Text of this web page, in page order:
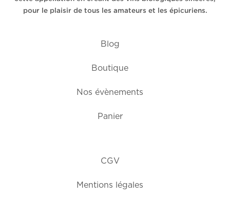
pour le plaisir de tous les amateurs et les épicuriens.
Blog
Boutique
Nos évènements
Panier
CGV
Mentions légales